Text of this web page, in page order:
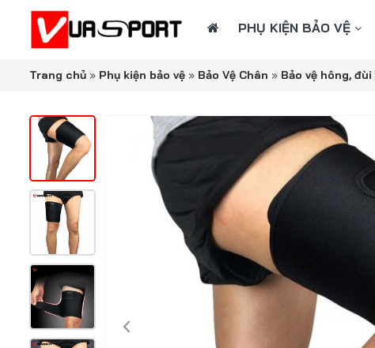
PHỤ KIỆN BẢO VỆ
Trang chủ » Phụ kiện bảo vệ » Bảo Vệ Chân » Bảo vệ hông, đùi